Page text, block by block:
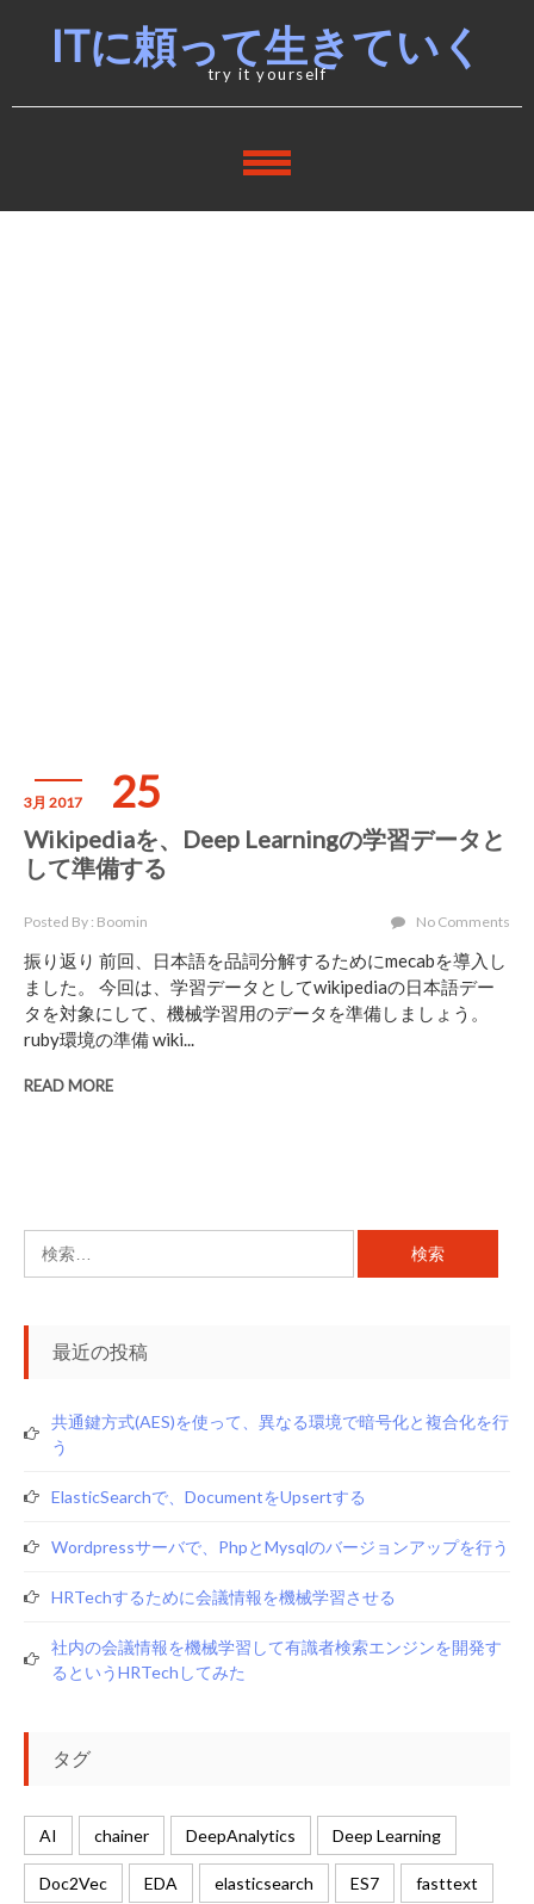
navigation
contentITに頼って生きていく
try it yourself
3月 2017 25
Wikipediaを、Deep Learningの学習データと
して準備する
Posted By : Boomin No Comments
振り返り 前回、日本語を品詞分解するためにmecabを導入し
ました。 今回は、学習データとしてwikipediaの日本語デー
タを対象にして、機械学習用のデータを準備しましょう。
ruby環境の準備 wiki...
READ MORE
索:
最近の投稿
共通鍵方式(AES)を使って、異なる環境で暗号化と複合化を行
う
ElasticSearchで、documentをupsertする
Wordpressサーバで、phpとmysqlのバージョンアップを行う
HRTechするために会議情報を機械学習させる
社内の会議情報を機械学習して有識者検索エンジンを開発す
るというHRTechしてみた
タグ
AI chainer DeepAnalytics Deep Learning
Doc2Vec EDA elasticsearch ES7 fasttext